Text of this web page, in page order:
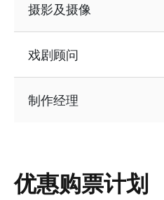
摄影及摄像
戏剧顾问
制作经理
优惠购票计划